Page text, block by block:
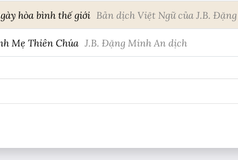
hòa bình thế giới Bản dịch Việt Ngữ của J.B.
Mẹ Thiên Chúa J.B. Đặng Minh An dịch